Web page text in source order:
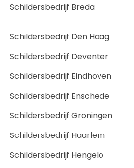
Schildersbedrijf Breda
Schildersbedrijf Den Haag
Schildersbedrijf Deventer
Schildersbedrijf Eindhoven
Schildersbedrijf Enschede
Schildersbedrijf Groningen
Schildersbedrijf Haarlem
Schildersbedrijf Hengelo